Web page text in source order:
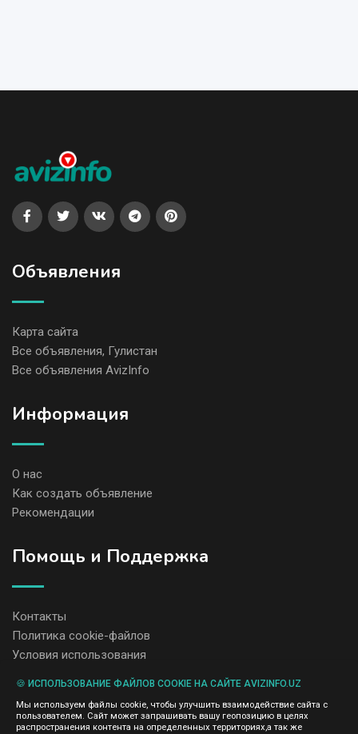
Объявления
Карта сайта
Все объявления, Гулистан
Все объявления AvizInfo
Информация
О нас
Как создать объявление
Рекомендации
Помощь и Поддержка
Контакты
Политика cookie-файлов
Условия использования
содержание размещенных объявлений.
Мы ценим конфиденциальность наших пользователей. Мы не
передаем и не продаем личную информацию зарегистрированных
🍪 ИСПОЛЬЗОВАНИЕ ФАЙЛОВ COOKIE НА САЙТЕ AVIZINFO.UZ
Мы используем файлы cookie, чтобы улучшить взаимодействие сайта с
пользователем. Сайт может запрашивать вашу геопозицию в целях
распространения контента на определенных территориях,а так же